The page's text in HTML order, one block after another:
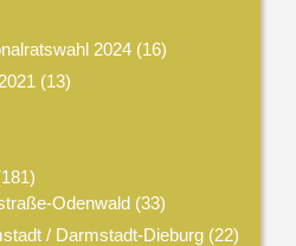
2024 (16)
(13)
Odenwald(33)
/ Darmstadt-Dieburg(22)